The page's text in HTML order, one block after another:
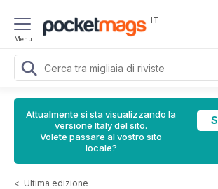
Menu
IT
Attualmente si sta visualizzando la
versione Italy del sito.
Volete passare al vostro sito
locale?
< Ultima edizione